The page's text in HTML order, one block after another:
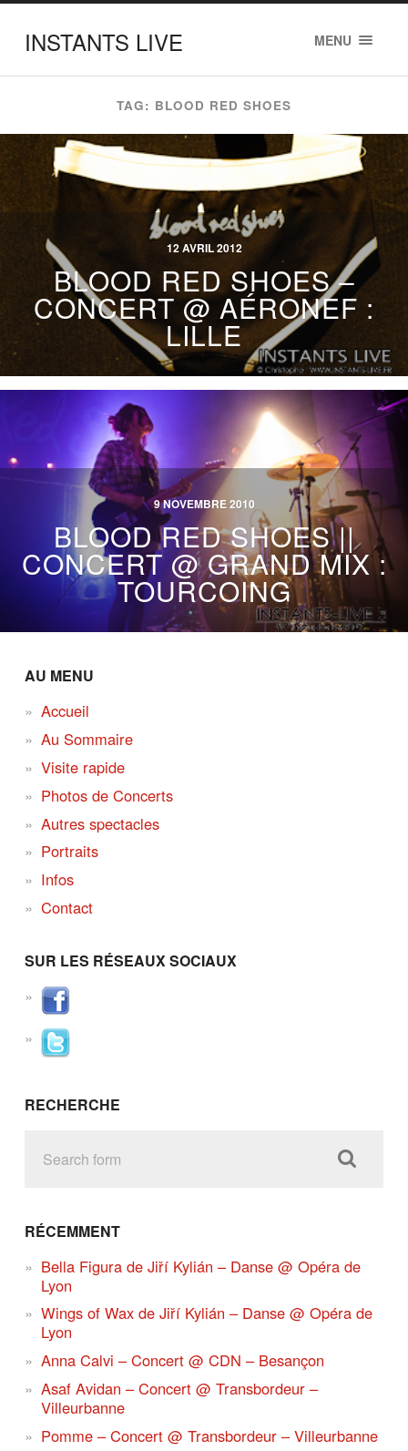
INSTANTS LIVE MENU
TAG: BLOOD RED SHOES
12 AVRIL 2012
BLOOD RED SHOES –
CONCERT @ AÉRONEF :
LILLE
9 NOVEMBRE 2010
BLOOD RED SHOES ||
CONCERT @ GRAND MIX :
TOURCOING
AU MENU
Accueil
Au Sommaire
Visite rapide
Photos de Concerts
Autres spectacles
Portraits
Infos
Contact
SUR LES RÉSEAUX SOCIAUX
RECHERCHE
RÉCEMMENT
Bella Figura de Jiří Kylián – Danse @ Opéra de
Lyon
Wings of Wax de Jiří Kylián – Danse @ Opéra de
Lyon
Anna Calvi – Concert @ CDN – Besançon
Asaf Avidan – Concert @ Transbordeur –
Villeurbanne
Pomme – Concert @ Transbordeur – Villeurbanne